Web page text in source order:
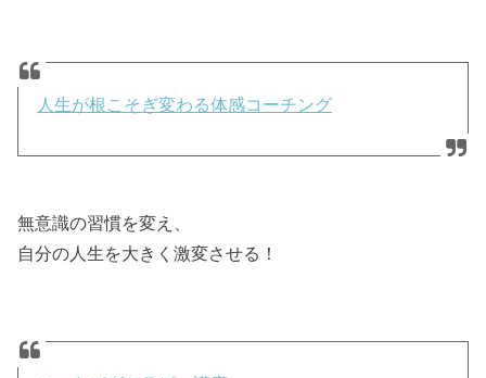
人生が根こそぎ変わる体感コーチング
無意識の習慣を変え、
自分の人生を大きく激変させる！